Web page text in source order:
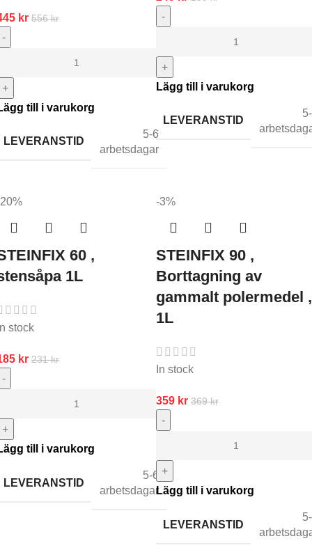
kr 556kr
-
+
till i varukorg
LEVERANSTID
5-6
arbetsdagar
-
+
Lägg till i varukorg
LEVERANSTID
60 ,
1L
stock
kr 231kr
-
+
till i varukorg
LEVERANSTID
5-6
arbetsdagar
-3%
STEINFIX 90 ,
Borttagning av
gammalt polermedel ,
1L
In stock
359 kr 369kr
-
+
Lägg till i varukorg
LEVERANSTID